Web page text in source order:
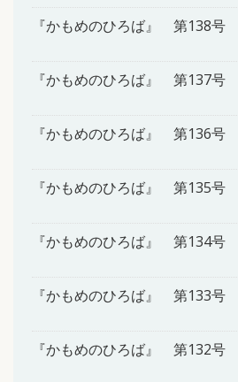
『かもめのひろば』 第138号
『かもめのひろば』 第137号
『かもめのひろば』 第136号
『かもめのひろば』 第135号
『かもめのひろば』 第134号
『かもめのひろば』 第133号
『かもめのひろば』 第132号